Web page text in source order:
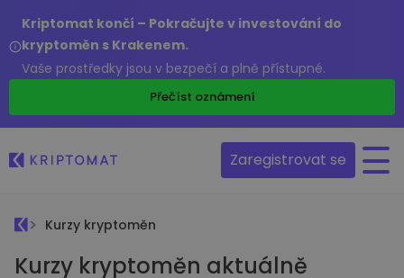
Kriptomat končí – Pokračujte v investování do
kryptoměn s Krakenem.
Vaše prostředky jsou v bezpečí a plně přístupné.
Přečíst oznámení
Zaregistrovat se
Kurzy kryptoměn
Kurzy kryptoměn aktuálně